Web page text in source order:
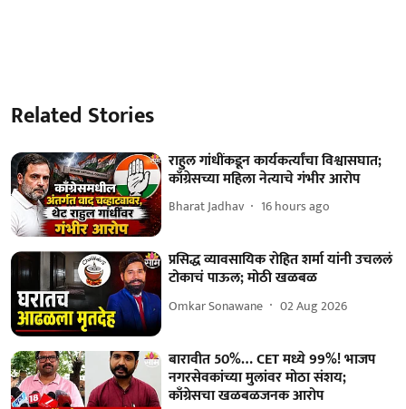
Related Stories
राहुल गांधींकडून कार्यकर्त्यांचा विश्वासघात;
काँग्रेसच्या महिला नेत्याचे गंभीर आरोप
Bharat Jadhav 16 hours ago
प्रसिद्ध व्यावसायिक रोहित शर्मा यांनी उचललं
टोकाचं पाऊल; मोठी खळबळ
Omkar Sonawane 02 Aug 2026
बारावीत 50%… CET मध्ये 99%! भाजप
नगरसेवकांच्या मुलांवर मोठा संशय;
काँग्रेसचा खळबळजनक आरोप